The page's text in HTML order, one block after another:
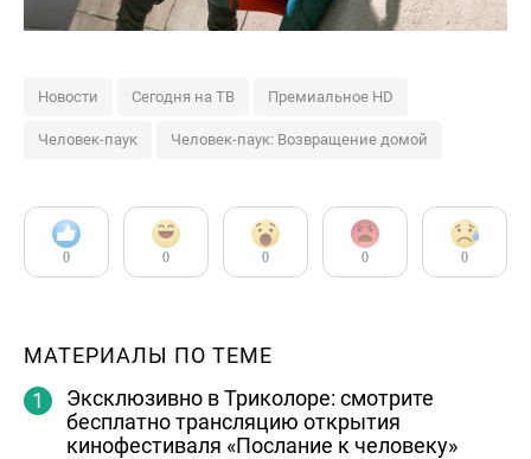
Новости Сегодня на ТВ Премиальное HD
Человек-паук Человек-паук: Возвращение домой
0 0 0 0 0
МАТЕРИАЛЫ ПО ТЕМЕ
Эксклюзивно в Триколоре: смотрите
бесплатно трансляцию открытия
кинофестиваля «Послание к человеку»